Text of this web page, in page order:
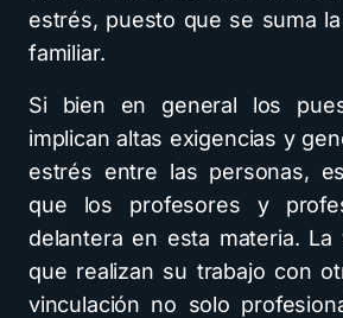
estrés, puesto que se suma
familiar.
Si bien en general los
implican altas exigencias y
estrés entre las personas,
que los profesores y
delantera en esta materia. La
que realizan su trabajo con
vinculación no solo